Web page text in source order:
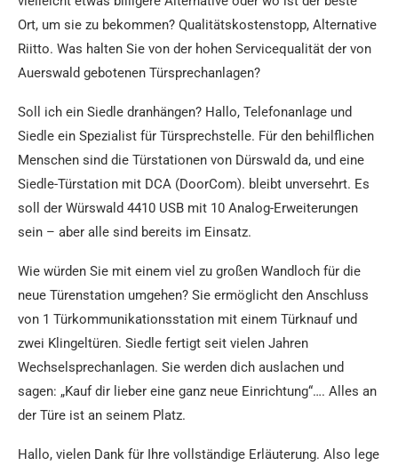
Ort, um sie zu bekommen? Qualitätskostenstopp, Alternative
Riitto. Was halten Sie von der hohen Servicequalität der von
Auerswald gebotenen Türsprechanlagen?
Soll ich ein Siedle dranhängen? Hallo, Telefonanlage und
Siedle ein Spezialist für Türsprechstelle. Für den behilflichen
Menschen sind die Türstationen von Dürswald da, und eine
Siedle-Türstation mit DCA (DoorCom). bleibt unversehrt. Es
soll der Würswald 4410 USB mit 10 Analog-Erweiterungen
sein – aber alle sind bereits im Einsatz.
Wie würden Sie mit einem viel zu großen Wandloch für die
neue Türenstation umgehen? Sie ermöglicht den Anschluss
von 1 Türkommunikationsstation mit einem Türknauf und
zwei Klingeltüren. Siedle fertigt seit vielen Jahren
Wechselsprechanlagen. Sie werden dich auslachen und
sagen: „Kauf dir lieber eine ganz neue Einrichtung“…. Alles an
der Türe ist an seinem Platz.
Hallo, vielen Dank für Ihre vollständige Erläuterung. Also lege